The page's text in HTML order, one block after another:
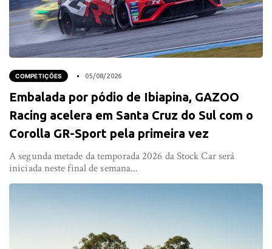
COMPETIÇÕES 05/08/2026
Embalada por pódio de Ibiapina, GAZOO
Racing acelera em Santa Cruz do Sul com o
Corolla GR-Sport pela primeira vez
A segunda metade da temporada 2026 da Stock Car será
iniciada neste final de semana...